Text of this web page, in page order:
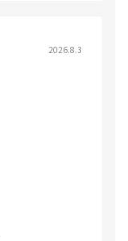
2026.8.3